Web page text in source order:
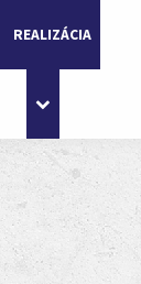
REALIZÁCIA